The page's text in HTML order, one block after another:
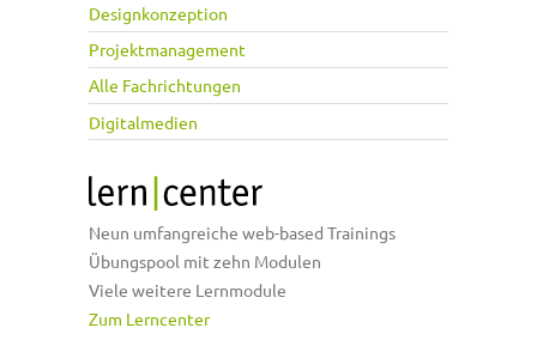
Designkonzeption
Projektmanagement
Alle Fachrichtungen
Digitalmedien
Neun umfangreiche web-based Trainings
Übungspool mit zehn Modulen
Viele weitere Lernmodule
Zum Lerncenter